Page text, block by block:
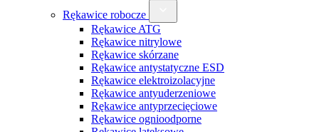
Rękawice robocze
Rękawice ATG
Rękawice nitrylowe
Rękawice skórzane
Rękawice antystatyczne ESD
Rękawice elektroizolacyjne
Rękawice antyuderzeniowe
Rękawice antyprzecięciowe
Rękawice ognioodporne